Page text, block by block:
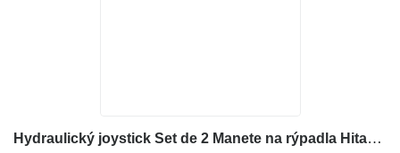
Hydraulický joystick Set de 2 Manete na rýpadla Hitachi EX750